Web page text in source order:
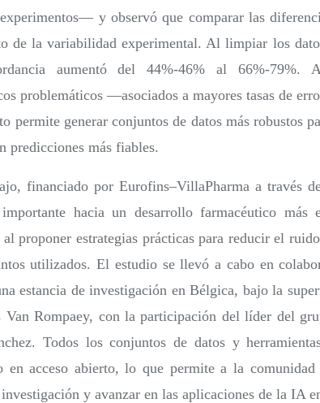
y observó que comparar las
de la variabilidad experimental. Al limpiar los
aumentó del 44%-46% al 66%-79%.
problemáticos —asociados a mayores tasas de
permite generar conjuntos de datos más robustos
predicciones más fiables.
financiado por Eurofins–VillaPharma a través
hacia un desarrollo farmacéutico más
proponer estrategias prácticas para reducir el
utilizados. El estudio se llevó a cabo en
estancia de investigación en Bélgica, bajo la
Van Rompaey, con la participación del líder del
Todos los conjuntos de datos y
en acceso abierto, lo que permite a la
y avanzar en las aplicaciones de la IA